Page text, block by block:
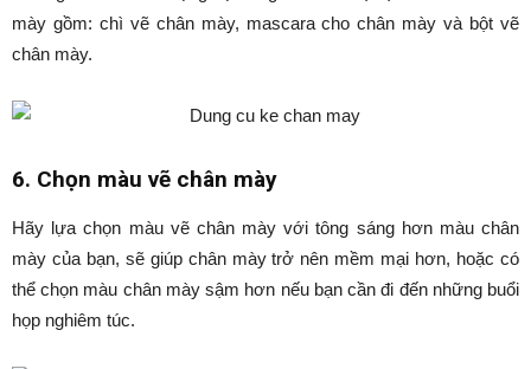
mày gồm: chì vẽ chân mày, mascara cho chân mày và bột vẽ
chân mày.
6. Chọn màu vẽ chân mày
Hãy lựa chọn màu vẽ chân mày với tông sáng hơn màu chân
mày của bạn, sẽ giúp chân mày trở nên mềm mại hơn, hoặc có
thể chọn màu chân mày sậm hơn nếu bạn cần đi đến những buổi
họp nghiêm túc.